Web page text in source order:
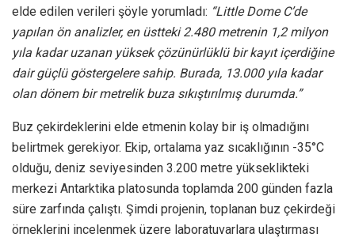
elde edilen verileri şöyle yorumladı: “Little Dome C’de
yapılan ön analizler, en üstteki 2.480 metrenin 1,2 milyon
yıla kadar uzanan yüksek çözünürlüklü bir kayıt içerdiğine
dair güçlü göstergelere sahip. Burada, 13.000 yıla kadar
olan dönem bir metrelik buza sıkıştırılmış durumda.”
Buz çekirdeklerini elde etmenin kolay bir iş olmadığını
belirtmek gerekiyor. Ekip, ortalama yaz sıcaklığının -35°C
olduğu, deniz seviyesinden 3.200 metre yükseklikteki
merkezi Antarktika platosunda toplamda 200 günden fazla
süre zarfında çalıştı. Şimdi projenin, toplanan buz çekirdeği
örneklerini incelenmek üzere laboratuvarlara ulaştırması